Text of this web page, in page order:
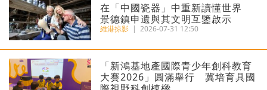
在「中國瓷器」中重新讀懂世界
景德鎮申遺與其文明互鑒啟示
維港掠影 | 2026-07-31 12:50
「新鴻基地產國際青少年創科教育
大賽2026」圓滿舉行 冀培育具國